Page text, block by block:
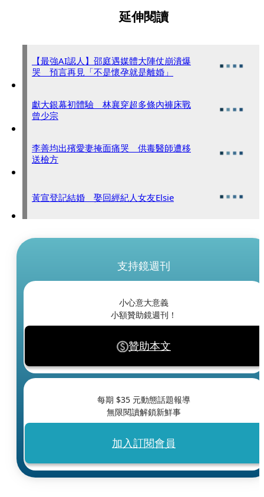
延伸閱讀
【最強AI認人】邵庭遇媒體大陣仗崩潰爆
哭 預言再見「不是懷孕就是離婚」
獻大銀幕初體驗 林襄穿超多條內褲床戰
曾少宗
李善均出殯愛妻掩面痛哭 供毒醫師遭移
送檢方
黃宣登記結婚 娶回經紀人女友Elsie
支持鏡週刊
小心意大意義
小額贊助鏡週刊！
贊助本文
每期 $35 元動態話題報導
無限閱讀解鎖新鮮事
加入訂閱會員